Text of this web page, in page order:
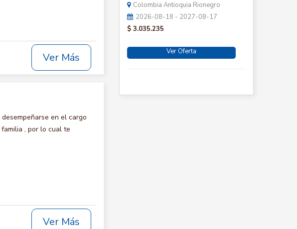
Ver Más
en el cargo
familia , por lo cual te
Ver Más
Colombia Antioquia Rionegro
2026-08-18 - 2027-08-17
$ 3.035.235
Ver Oferta